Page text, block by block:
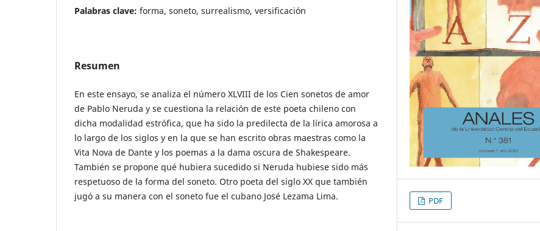
Palabras clave: forma, soneto, surrealismo, versificación
Resumen
En este ensayo, se analiza el número XLVIII de los Cien sonetos de amor
de Pablo Neruda y se cuestiona la relación de este poeta chileno con
dicha modalidad estrófica, que ha sido la predilecta de la lírica amorosa a
lo largo de los siglos y en la que se han escrito obras maestras como la
Vita Nova de Dante y los poemas a la dama oscura de Shakespeare.
También se propone qué hubiera sucedido si Neruda hubiese sido más
respetuoso de la forma del soneto. Otro poeta del siglo XX que también
jugó a su manera con el soneto fue el cubano José Lezama Lima.
PDF